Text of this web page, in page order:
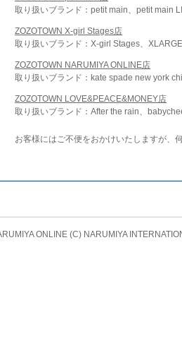
取り扱いブランド：petit main、petit main
ZOZOTOWN X-girl Stages店
取り扱いブランド：X-girl Stages、
ZOZOTOWN NARUMIYA ONLINE店
取り扱いブランド：kate spade new york
ZOZOTOWN LOVE&PEACE&MONEY店
取り扱いブランド：After the rain、
お客様にはご不便をおかけいたしますが、